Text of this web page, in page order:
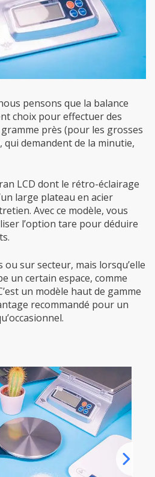
pensons que la balance
choix pour effectuer des
gramme près (pour les grosses
demandent de la minutie,
LCD dont le rétro-éclairage
large plateau en acier
Avec ce modèle, vous
l’option tare pour déduire
sur secteur, mais lorsqu’elle
un certain espace, comme
un modèle haut de gamme
recommandé pour un